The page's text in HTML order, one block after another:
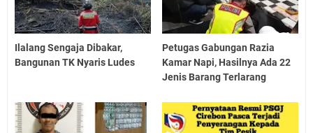
Ilalang Sengaja Dibakar,
Bangunan TK Nyaris Ludes
Petugas Gabungan Razia
Kamar Napi, Hasilnya Ada 22
Jenis Barang Terlarang